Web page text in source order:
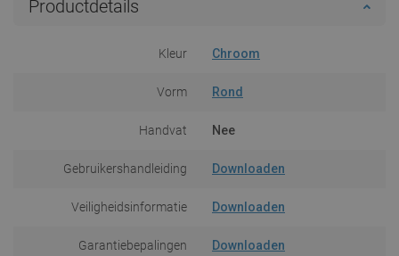
Productdetails
Kleur Chroom
Vorm Rond
Handvat Nee
Gebruikershandleiding Downloaden
Veiligheidsinformatie Downloaden
Garantiebepalingen Downloaden